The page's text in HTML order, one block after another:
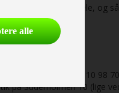
reservedele, og
telefonnummer 87 10 98
på Suderholmen 10 (lige
alle